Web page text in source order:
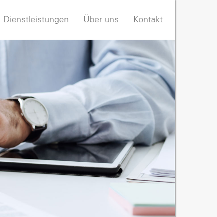
Dienstleistungen Über uns Kontakt